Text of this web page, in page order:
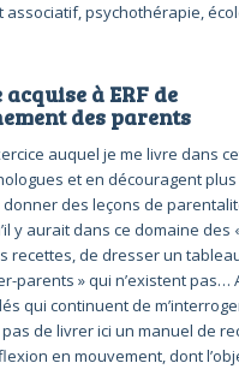
associatif, psychothérapie,
à ERF de
des parents
auquel je me livre dans
et en découragent plus
des leçons de
y aurait dans ce domaine des
recettes, de dresser un
parents » qui n’existent pas…
qui continuent de
pas de livrer ici un manuel de
en mouvement, dont